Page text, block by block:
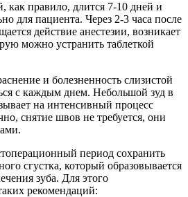
как правило, длится 7-10 дней и
для пациента. Через 2-3 часа после
действие анестезии, возникает
можно устранить таблеткой
и болезненность слизистой
с каждым днем. Небольшой зуд в
на интенсивный процесс
снятие швов не требуется, они
период сохранить
сгустка, который образовывается
зуба. Для этого
рекомендаций: